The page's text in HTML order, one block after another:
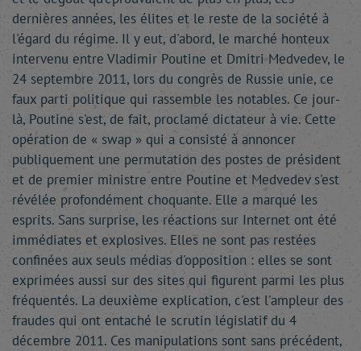
dernières années, les élites et le reste de la société à
l'égard du régime. Il y eut, d'abord, le marché honteux
intervenu entre Vladimir Poutine et Dmitri Medvedev, le
24 septembre 2011, lors du congrès de Russie unie, ce
faux parti politique qui rassemble les notables. Ce jour-
là, Poutine s'est, de fait, proclamé dictateur à vie. Cette
opération de « swap » qui a consisté à annoncer
publiquement une permutation des postes de président
et de premier ministre entre Poutine et Medvedev s'est
révélée profondément choquante. Elle a marqué les
esprits. Sans surprise, les réactions sur Internet ont été
immédiates et explosives. Elles ne sont pas restées
confinées aux seuls médias d'opposition : elles se sont
exprimées aussi sur des sites qui figurent parmi les plus
fréquentés. La deuxième explication, c'est l'ampleur des
fraudes qui ont entaché le scrutin législatif du 4
décembre 2011. Ces manipulations sont sans précédent,